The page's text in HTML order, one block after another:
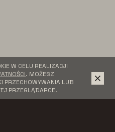
W CELU REALIZACJI
. MOŻESZ
PRZECHOWYWANIA LUB
PRZEGLĄDARCE.